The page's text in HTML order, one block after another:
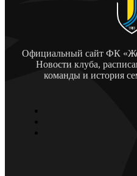
Официальный сайт ФК
Новости клуба,
команды и история